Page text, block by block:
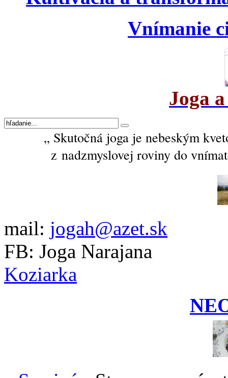
Vnímanie
Joga
„ Skutočná joga je nebeským
z nadzmyslovej roviny do
mail: jogah@azet.sk
FB: Joga Narajana
Koziarka